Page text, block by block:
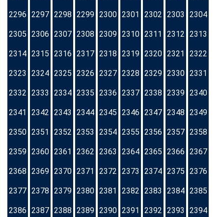
2296 2297 2298 2299 2300 2301 2302 2303 2304
2305 2306 2307 2308 2309 2310 2311 2312 2313
2314 2315 2316 2317 2318 2319 2320 2321 2322
2323 2324 2325 2326 2327 2328 2329 2330 2331
2332 2333 2334 2335 2336 2337 2338 2339 2340
2341 2342 2343 2344 2345 2346 2347 2348 2349
2350 2351 2352 2353 2354 2355 2356 2357 2358
2359 2360 2361 2362 2363 2364 2365 2366 2367
2368 2369 2370 2371 2372 2373 2374 2375 2376
2377 2378 2379 2380 2381 2382 2383 2384 2385
2386 2387 2388 2389 2390 2391 2392 2393 2394